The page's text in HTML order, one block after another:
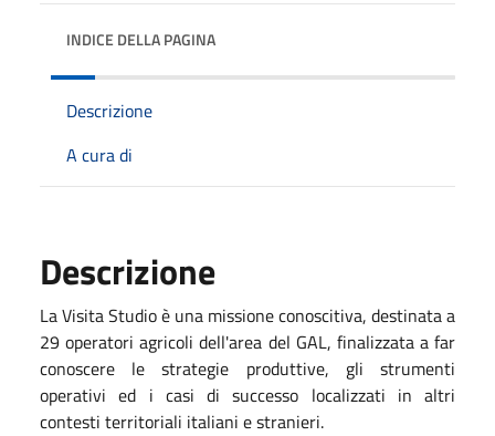
INDICE DELLA PAGINA
Descrizione
A cura di
Descrizione
La Visita Studio è una missione conoscitiva, destinata a
29 operatori agricoli dell'area del GAL, finalizzata a far
conoscere le strategie produttive, gli strumenti
operativi ed i casi di successo localizzati in altri
contesti territoriali italiani e stranieri.